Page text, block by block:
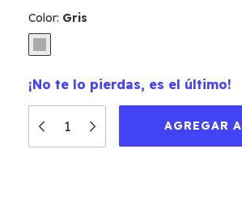
Color: Gris
¡No te lo pierdas, es el último!